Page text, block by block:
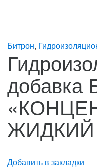
Битрон,
ЖИДКИЙ
Добавить в закладки